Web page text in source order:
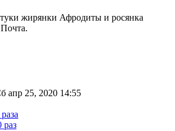
жирянки Афродиты и росянка
апр 25, 2020 14:55
раз